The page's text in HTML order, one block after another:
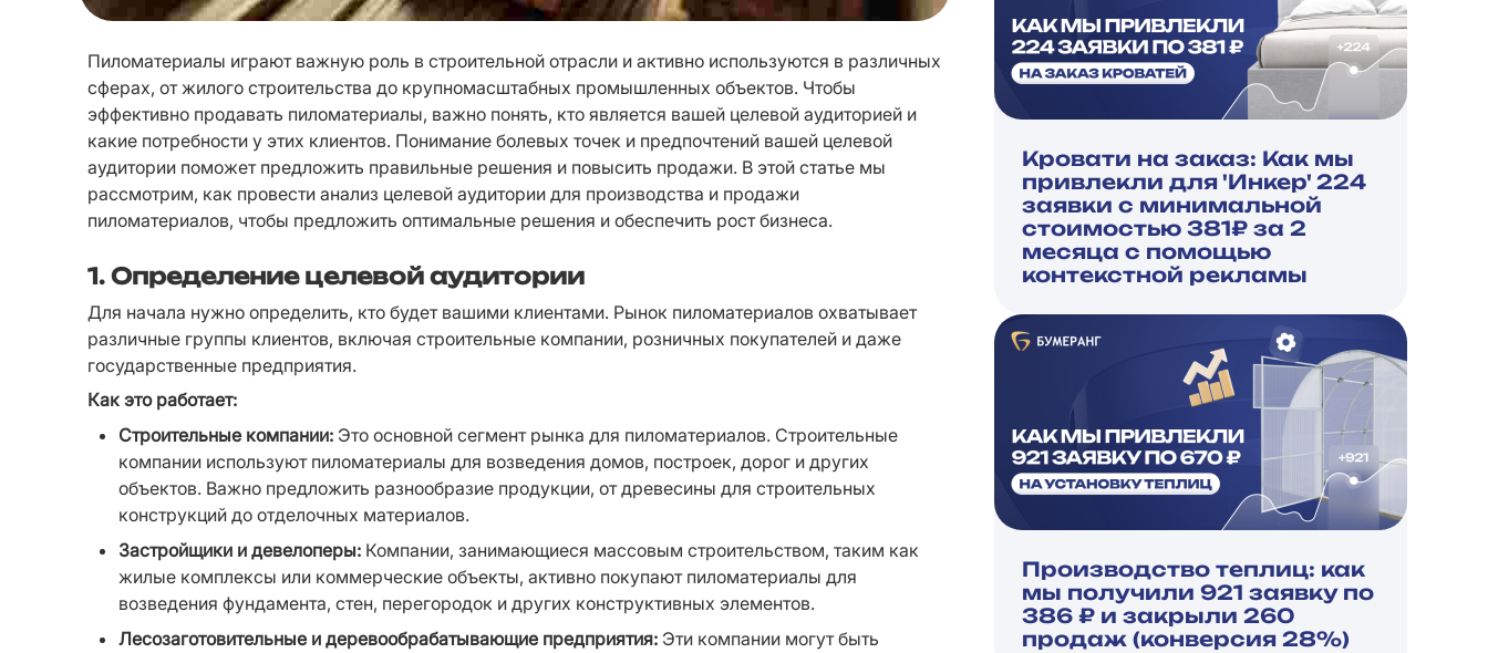
Пиломатериалы играют важную роль в строительной отрасли и активно используются в различных
сферах, от жилого строительства до крупномасштабных промышленных объектов. Чтобы
эффективно продавать пиломатериалы, важно понять, кто является вашей целевой аудиторией и
какие потребности у этих клиентов. Понимание болевых точек и предпочтений вашей целевой
аудитории поможет предложить правильные решения и повысить продажи. В этой статье мы
рассмотрим, как провести анализ целевой аудитории для производства и продажи
пиломатериалов, чтобы предложить оптимальные решения и обеспечить рост бизнеса.
1. Определение целевой аудитории
Для начала нужно определить, кто будет вашими клиентами. Рынок пиломатериалов охватывает
различные группы клиентов, включая строительные компании, розничных покупателей и даже
государственные предприятия.
Как это работает:
Строительные компании: Это основной сегмент рынка для пиломатериалов. Строительные
компании используют пиломатериалы для возведения домов, построек, дорог и других
объектов. Важно предложить разнообразие продукции, от древесины для строительных
конструкций до отделочных материалов.
Застройщики и девелоперы: Компании, занимающиеся массовым строительством, таким как
жилые комплексы или коммерческие объекты, активно покупают пиломатериалы для
возведения фундамента, стен, перегородок и других конструктивных элементов.
Лесозаготовительные и деревообрабатывающие предприятия: Эти компании могут быть
Кровати на заказ: Как мы
привлекли для 'Инкер' 224
заявки с минимальной
стоимостью 381₽ за 2
месяца с помощью
контекстной рекламы
Производство теплиц: как
мы получили 921 заявку по
386 ₽ и закрыли 260
продаж (конверсия 28%)